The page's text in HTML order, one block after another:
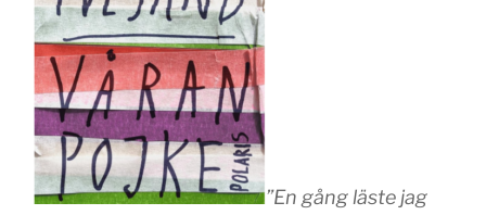
”En gång läste jag